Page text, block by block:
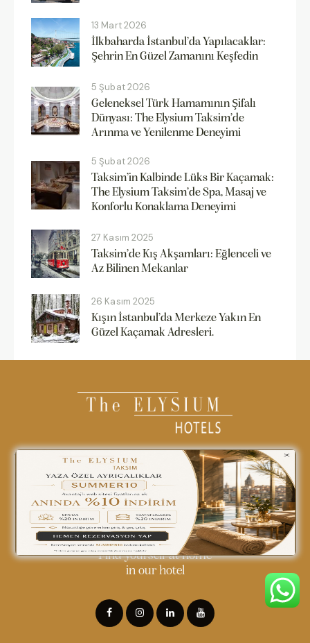
13 Mart 2026
İlkbaharda İstanbul’da Yapılacaklar:
Şehrin En Güzel Zamanını Keşfedin
5 Şubat 2026
Geleneksel Türk Hamamının Şifalı
Dünyası: The Elysium Taksim’de
Arınma ve Yenilenme Deneyimi
5 Şubat 2026
Taksim’in Kalbinde Lüks Bir Kaçamak:
The Elysium Taksim’de Spa, Masaj ve
Konforlu Konaklama Deneyimi
27 Kasım 2025
Taksim’de Kış Akşamları: Eğlenceli ve
Az Bilinen Mekanlar
26 Kasım 2025
Kışın İstanbul’da Merkeze Yakın En
Güzel Kaçamak Adresleri.
0850 242 18 18
info@theelysiumhotels.com
Find yourself at home
in our hotel